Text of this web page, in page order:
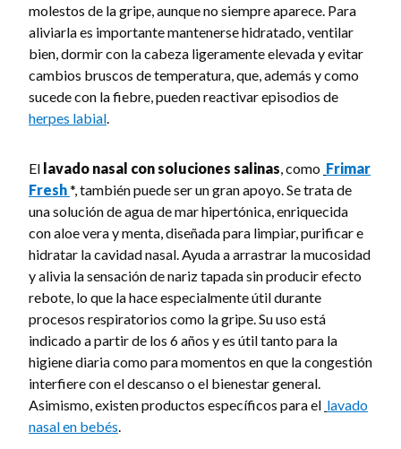
molestos de la gripe, aunque no siempre aparece. Para
aliviarla es importante mantenerse hidratado, ventilar
bien, dormir con la cabeza ligeramente elevada y evitar
cambios bruscos de temperatura, que, además y como
sucede con la fiebre, pueden reactivar episodios de
herpes labial.
El lavado nasal con soluciones salinas, como Frimar
Fresh*, también puede ser un gran apoyo. Se trata de
una solución de agua de mar hipertónica, enriquecida
con aloe vera y menta, diseñada para limpiar, purificar e
hidratar la cavidad nasal. Ayuda a arrastrar la mucosidad
y alivia la sensación de nariz tapada sin producir efecto
rebote, lo que la hace especialmente útil durante
procesos respiratorios como la gripe. Su uso está
indicado a partir de los 6 años y es útil tanto para la
higiene diaria como para momentos en que la congestión
interfiere con el descanso o el bienestar general.
Asimismo, existen productos específicos para el lavado
nasal en bebés.